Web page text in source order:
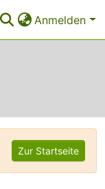
Anmelden
Zur Startseite